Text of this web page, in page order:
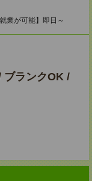
業が可能】即日～
ブランクOK /